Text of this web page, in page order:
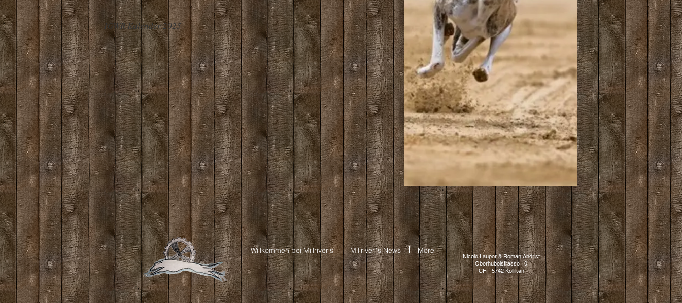
IGWR Kalender 2025
Nicole Lauper & Roman Andrist
Oberhubelstrasse 10
CH - 5742 Kölliken
Willkommen bei Millriver's Millriver`s News More